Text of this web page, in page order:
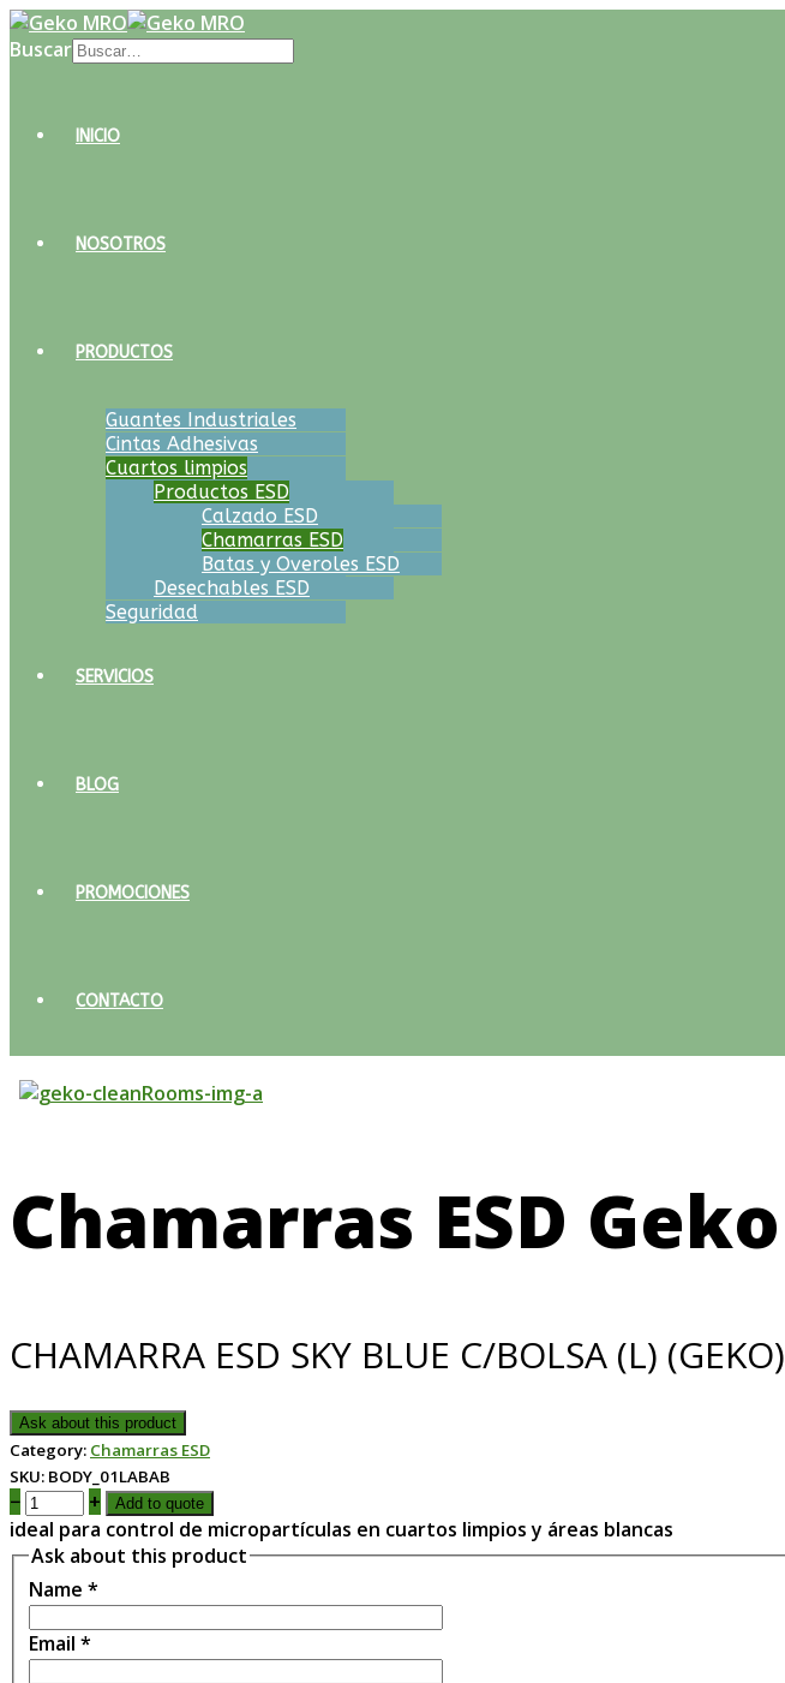
Buscar
INICIO
NOSOTROS
PRODUCTOS
Guantes Industriales
Cintas Adhesivas
Cuartos limpios
Productos ESD
Calzado ESD
Chamarras ESD
Batas y Overoles ESD
Desechables ESD
Seguridad
SERVICIOS
BLOG
PROMOCIONES
CONTACTO
Chamarras ESD Geko
CHAMARRA ESD SKY BLUE C/BOLSA (L) (GEKO)
Ask about this product
Category: Chamarras ESD
SKU: BODY_01LABAB
− + Add to quote
ideal para control de micropartículas en cuartos limpios y áreas blancas
Ask about this product
Name *
Email *